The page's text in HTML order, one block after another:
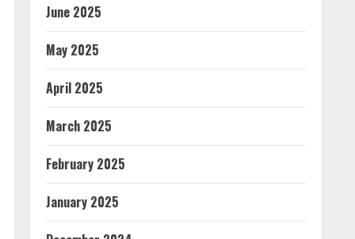
June 2025
May 2025
April 2025
March 2025
February 2025
January 2025